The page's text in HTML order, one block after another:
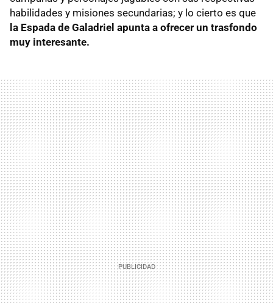
habilidades y misiones secundarias; y lo cierto es que
la Espada de Galadriel apunta a ofrecer un trasfondo
muy interesante.